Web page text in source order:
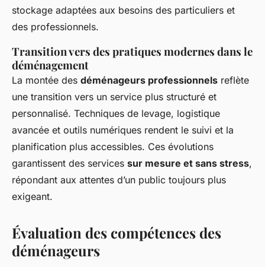
stockage adaptées aux besoins des particuliers et
des professionnels.
Transition vers des pratiques modernes dans le
déménagement
La montée des déménageurs professionnels reflète
une transition vers un service plus structuré et
personnalisé. Techniques de levage, logistique
avancée et outils numériques rendent le suivi et la
planification plus accessibles. Ces évolutions
garantissent des services sur mesure et sans stress,
répondant aux attentes d’un public toujours plus
exigeant.
Évaluation des compétences des
déménageurs